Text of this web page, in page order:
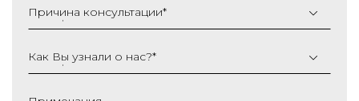
Причина консультации*
Как Вы узнали о нас?*